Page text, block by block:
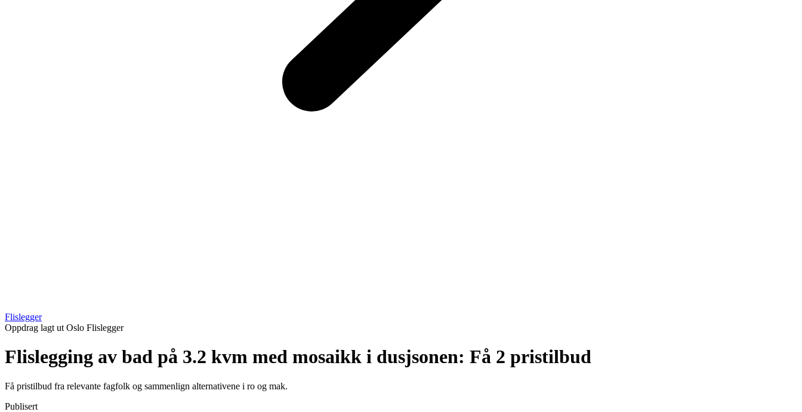
Flislegger
Oppdrag lagt ut Oslo Flislegger
Flislegging av bad på 3.2 kvm med mosaikk i dusjsonen: Få 2 pristilbud
Få pristilbud fra relevante fagfolk og sammenlign alternativene i ro og mak.
Publisert